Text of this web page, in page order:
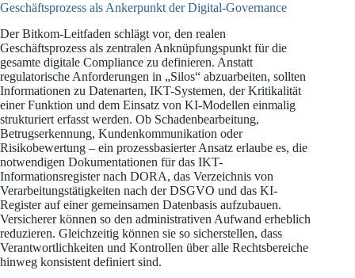
Geschäftsprozess als Ankerpunkt der Digital-Governance
Der Bitkom-Leitfaden schlägt vor, den realen
Geschäftsprozess als zentralen Anknüpfungspunkt für die
gesamte digitale Compliance zu definieren. Anstatt
regulatorische Anforderungen in „Silos“ abzuarbeiten, sollten
Informationen zu Datenarten, IKT-Systemen, der Kritikalität
einer Funktion und dem Einsatz von KI-Modellen einmalig
strukturiert erfasst werden. Ob Schadenbearbeitung,
Betrugserkennung, Kundenkommunikation oder
Risikobewertung – ein prozessbasierter Ansatz erlaube es, die
notwendigen Dokumentationen für das IKT-
Informationsregister nach DORA, das Verzeichnis von
Verarbeitungstätigkeiten nach der DSGVO und das KI-
Register auf einer gemeinsamen Datenbasis aufzubauen.
Versicherer können so den administrativen Aufwand erheblich
reduzieren. Gleichzeitig können sie so sicherstellen, dass
Verantwortlichkeiten und Kontrollen über alle Rechtsbereiche
hinweg konsistent definiert sind.